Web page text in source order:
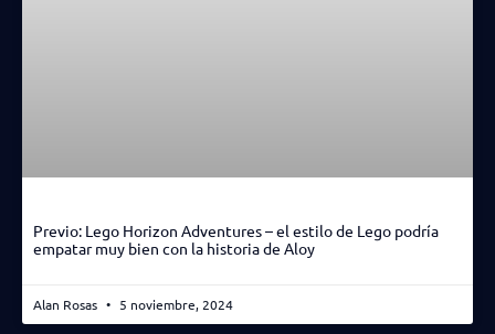
Previo: Lego Horizon Adventures – el estilo de Lego podría
empatar muy bien con la historia de Aloy
Alan Rosas 5 noviembre, 2024